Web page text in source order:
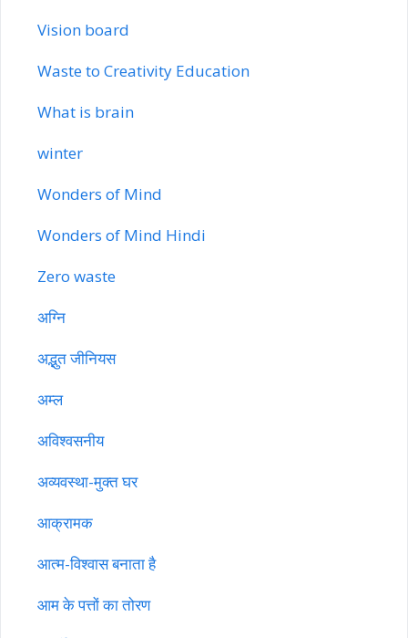
Vision board
Waste to Creativity Education
What is brain
winter
Wonders of Mind
Wonders of Mind Hindi
Zero waste
अग्नि
अद्भुत जीनियस
अम्ल
अविश्वसनीय
अव्यवस्था-मुक्त घर
आक्रामक
आत्म-विश्वास बनाता है
आम के पत्तों का तोरण